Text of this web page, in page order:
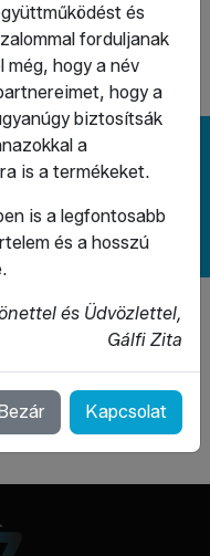
nekünk!
keretében és
és
forduljanak
hogy a név
hogy a
biztosítsák
a
is a termékeket.
is a legfontosabb
és a hosszú
és Üdvözlettel,
Gálfi Zita
Kapcsolat